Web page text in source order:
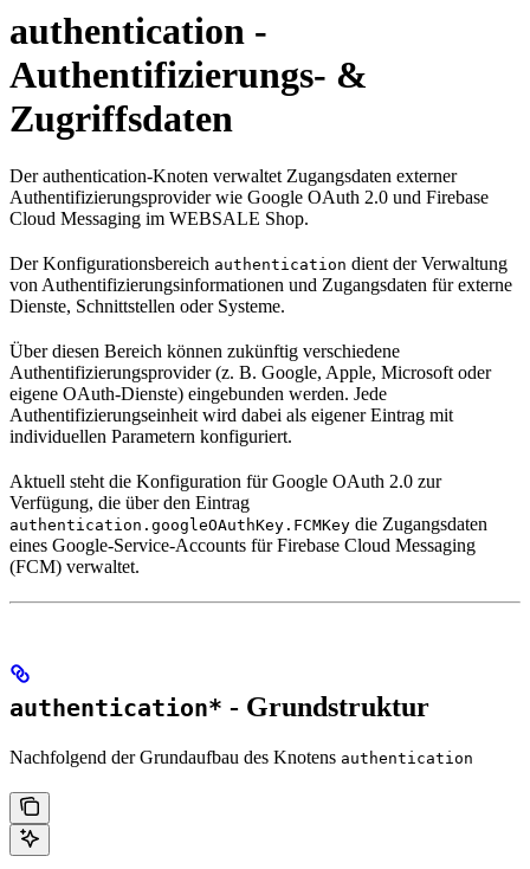
authentication -
Authentifizierungs- &
Zugriffsdaten
Der authentication-Knoten verwaltet Zugangsdaten externer
Authentifizierungsprovider wie Google OAuth 2.0 und Firebase
Cloud Messaging im WEBSALE Shop.
Der Konfigurationsbereich authentication dient der Verwaltung
von Authentifizierungsinformationen und Zugangsdaten für externe
Dienste, Schnittstellen oder Systeme.
Über diesen Bereich können zukünftig verschiedene
Authentifizierungsprovider (z. B. Google, Apple, Microsoft oder
eigene OAuth-Dienste) eingebunden werden. Jede
Authentifizierungseinheit wird dabei als eigener Eintrag mit
individuellen Parametern konfiguriert.
Aktuell steht die Konfiguration für Google OAuth 2.0 zur
Verfügung, die über den Eintrag
authentication.googleOAuthKey.FCMKey die Zugangsdaten
eines Google-Service-Accounts für Firebase Cloud Messaging
(FCM) verwaltet.
authentication* - Grundstruktur
Nachfolgend der Grundaufbau des Knotens authentication